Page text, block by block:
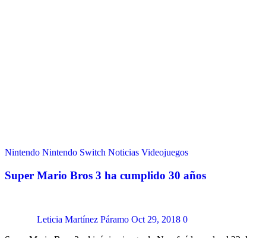
Nintendo Nintendo Switch Noticias Videojuegos
Super Mario Bros 3 ha cumplido 30 años
Leticia Martínez Páramo Oct 29, 2018 0